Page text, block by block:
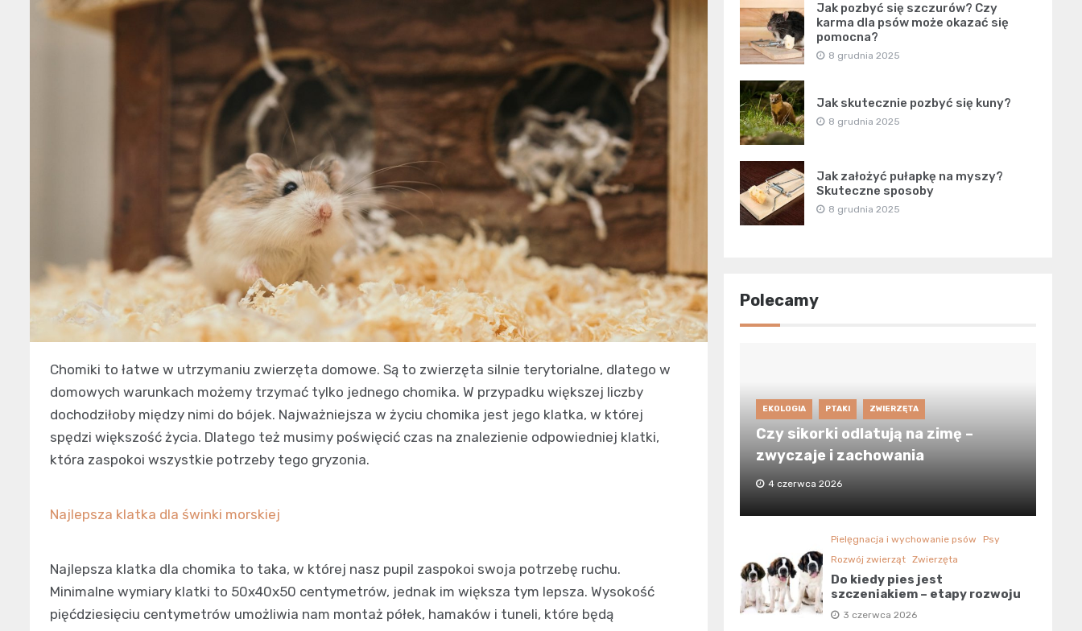
Chomiki to łatwe w utrzymaniu zwierzęta domowe. Są to zwierzęta silnie terytorialne, dlatego w
domowych warunkach możemy trzymać tylko jednego chomika. W przypadku większej liczby
dochodziłoby między nimi do bójek. Najważniejsza w życiu chomika jest jego klatka, w której
spędzi większość życia. Dlatego też musimy poświęcić czas na znalezienie odpowiedniej klatki,
która zaspokoi wszystkie potrzeby tego gryzonia.
Najlepsza klatka dla świnki morskiej
Najlepsza klatka dla chomika to taka, w której nasz pupil zaspokoi swoja potrzebę ruchu.
Minimalne wymiary klatki to 50x40x50 centymetrów, jednak im większa tym lepsza. Wysokość
pięćdziesięciu centymetrów umożliwia nam montaż półek, hamaków i tuneli, które będą
Jak pozbyć się szczurów? Czy
karma dla psów może okazać się
pomocna?
8 grudnia 2025
Jak skutecznie pozbyć się kuny?
8 grudnia 2025
Jak założyć pułapkę na myszy?
Skuteczne sposoby
8 grudnia 2025
Polecamy
EKOLOGIA PTAKI ZWIERZĘTA
Czy sikorki odlatują na zimę –
zwyczaje i zachowania
4 czerwca 2026
Pielęgnacja i wychowanie psów
Psy
Rozwój zwierząt Zwierzęta
Do kiedy pies jest
szczeniakiem – etapy rozwoju
3 czerwca 2026